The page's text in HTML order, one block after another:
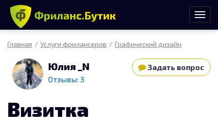
Главная Услуги фрилансеров Графический дизайн
Задать вопрос
Юлия _N
Отзывы: 3
Визитка